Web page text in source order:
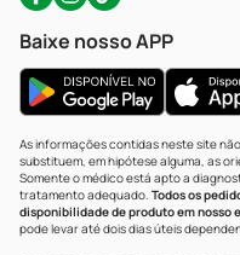
Baixe nosso APP
As informações contidas neste site
substituem, em hipótese alguma, as
Somente o médico está apto a
tratamento adequado. Todos os
disponibilidade de produto em nosso
pode levar até dois dias úteis